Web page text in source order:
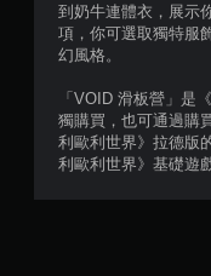
到奶牛連體衣，展示
項，你可選取獨特服
幻風格。
「VOID 滑板營」是
獨購買，也可通過購
利歐利世界》拉德版
利歐利世界》基礎遊